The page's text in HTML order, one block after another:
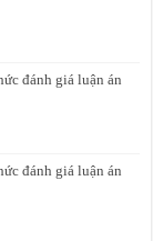
đánh giá luận án
đánh giá luận án